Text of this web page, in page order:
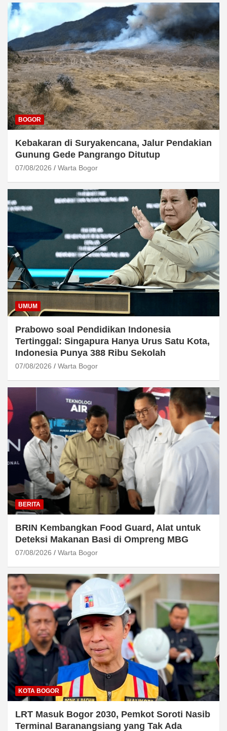
BOGOR
Kebakaran di Suryakencana, Jalur Pendakian
Gunung Gede Pangrango Ditutup
07/08/2026 Warta Bogor
UMUM
Prabowo soal Pendidikan Indonesia
Tertinggal: Singapura Hanya Urus Satu Kota,
Indonesia Punya 388 Ribu Sekolah
07/08/2026 Warta Bogor
BERITA
BRIN Kembangkan Food Guard, Alat untuk
Deteksi Makanan Basi di Ompreng MBG
07/08/2026 Warta Bogor
KOTA BOGOR
LRT Masuk Bogor 2030, Pemkot Soroti Nasib
Terminal Baranangsiang yang Tak Ada